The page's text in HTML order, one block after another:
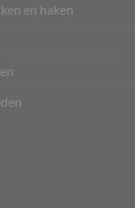
en haken